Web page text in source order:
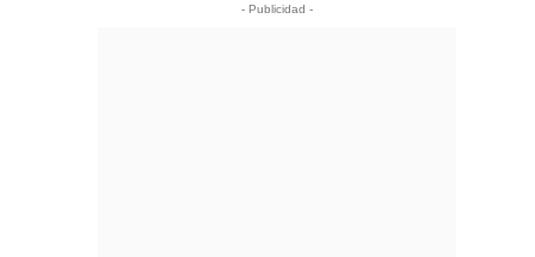
- Publicidad -